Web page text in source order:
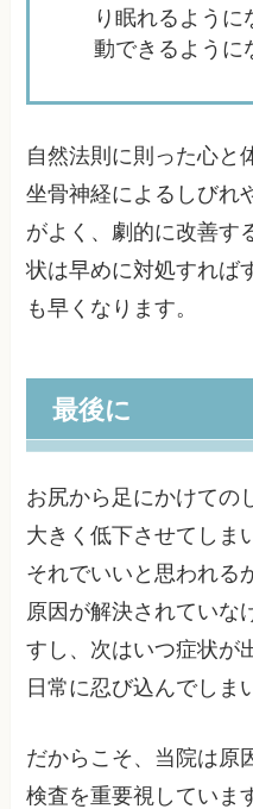
り眠れるよう
動できるように
自然法則に則った心と
坐骨神経によるしびれ
がよく、劇的に改善す
状は早めに対処すれば
も早くなります。
最後に
お尻から足にかけての
大きく低下させてしま
それでいいと思われる
原因が解決されていな
すし、次はいつ症状が
日常に忍び込んでしま
だからこそ、当院は原
検査を重要視していま